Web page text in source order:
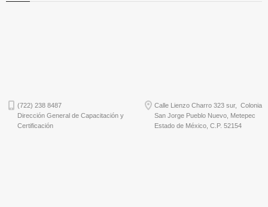
(722) 238 8487
Dirección General de Capacitación y
Certificación
Calle Lienzo Charro 323 sur, Colonia
San Jorge Pueblo Nuevo, Metepec
Estado de México, C.P. 52154